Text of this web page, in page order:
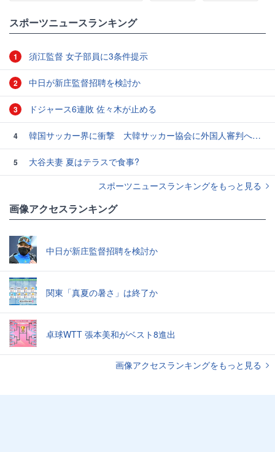
スポーツニュースランキング
1 須江監督 女子部員に3条件提示
2 中日が新庄監督招聘を検討か
3 ドジャース6連敗 佐々木が止める
4 韓国サッカー界に衝撃 大韓サッカー協会に外国人審判への“性的接待”疑惑 韓国メディアが報道
5
大谷夫妻 夏はテラスで食事?
スポーツニュースランキングをもっと見る
画像アクセスランキング
中日が新庄監督招聘を検討か
関東「真夏の暑さ」は終了か
卓球WTT 張本美和がベスト8進出
画像アクセスランキングをもっと見る